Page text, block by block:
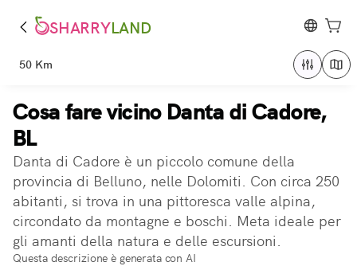
SHARRYLAND
50 Km
Cosa fare vicino Danta di Cadore,
BL
Danta di Cadore è un piccolo comune della
provincia di Belluno, nelle Dolomiti. Con circa 250
abitanti, si trova in una pittoresca valle alpina,
circondato da montagne e boschi. Meta ideale per
gli amanti della natura e delle escursioni.
Questa descrizione è generata con AI